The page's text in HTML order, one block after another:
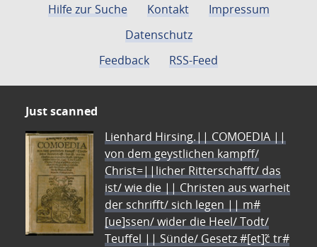
Hilfe zur Suche Kontakt
Impressum
Datenschutz
Feedback
RSS-Feed
Just scanned
Lienhard Hirsing.|| COMOEDIA ||
von dem geystlichen kampff/
Christ=||licher Ritterschafft/ das
ist/ wie die || Christen aus warheit
der schrifft/ sich legen || m#
[ue]ssen/ wider die Heel/ Todt/
Teuffel || Sünde/ Gesetz #[et]c̃ tr#